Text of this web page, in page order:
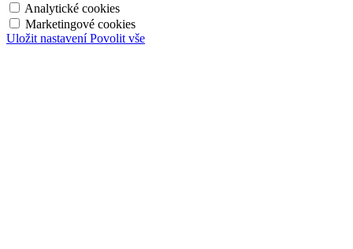
Analytické cookies
Marketingové cookies
Uložit nastavení Povolit vše